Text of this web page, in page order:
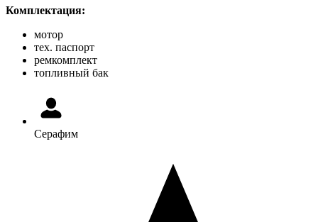
Комплектация:
мотор
тех. паспорт
ремкомплект
топливный бак
Серафим